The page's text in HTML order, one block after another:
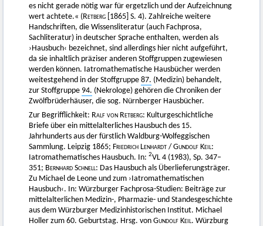
es nicht gerade nötig war für ergetzlich und der Aufzeichnung
wert achtete.« (Retberg [1865] S. 4). Zahlreiche weitere
Handschriften, die Wissensliteratur (auch Fachprosa,
Sachliteratur) in deutscher Sprache enthalten, werden als
›Hausbuch‹ bezeichnet, sind allerdings hier nicht aufgeführt,
da sie inhaltlich präziser anderen Stoffgruppen zugewiesen
werden können. Iatromathematische Hausbücher werden
weitestgehend in der Stoffgruppe87. (Medizin) behandelt,
zur Stoffgruppe 94. (Nekrologe) gehören die Chroniken der
Zwölfbrüderhäuser, die sog. Nürnberger Hausbücher.
Zur Begrifflichkeit: Ralf von Retberg: Kulturgeschichtliche
Briefe über ein mittelalterliches Hausbuch des 15.
Jahrhunderts aus der fürstlich Waldburg-Wolfeggischen
Sammlung. Leipzig 1865; Friedrich Lenhardt /Gundolf Keil:
Iatromathematisches Hausbuch. In:2VL 4 (1983), Sp. 347–
351; Bernhard Schnell: Das Hausbuch als Überlieferungsträger.
Zu Michael de Leone und zum ›Iatromathematischen
Hausbuch‹. In: Würzburger Fachprosa-Studien: Beiträge zur
mittelalterlichen Medizin-, Pharmazie- und Standesgeschichte
aus dem Würzburger Medizinhistorischen Institut. Michael
Holler zum 60. Geburtstag. Hrsg. vonGundolf Keil. Würzburg